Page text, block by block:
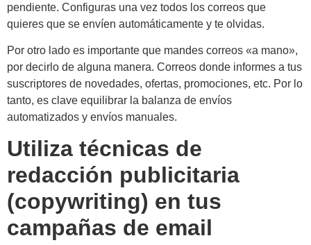
pendiente. Configuras una vez todos los correos que
quieres que se envíen automáticamente y te olvidas.
Por otro lado es importante que mandes correos «a mano»,
por decirlo de alguna manera. Correos donde informes a tus
suscriptores de novedades, ofertas, promociones, etc. Por lo
tanto, es clave equilibrar la balanza de envíos
automatizados y envíos manuales.
Utiliza técnicas de
redacción publicitaria
(copywriting) en tus
campañas de email